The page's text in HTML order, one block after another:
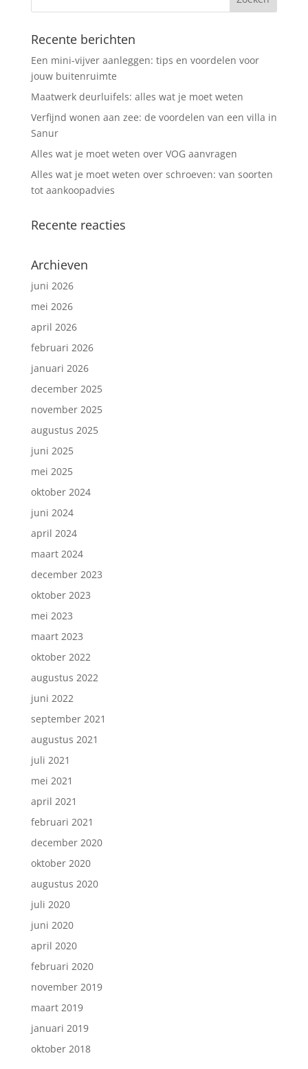
Recente berichten
Een mini-vijver aanleggen: tips en voordelen voor
jouw buitenruimte
Maatwerk deurluifels: alles wat je moet weten
Verfijnd wonen aan zee: de voordelen van een villa in
Sanur
Alles wat je moet weten over VOG aanvragen
Alles wat je moet weten over schroeven: van soorten
tot aankoopadvies
Recente reacties
Archieven
juni 2026
mei 2026
april 2026
februari 2026
januari 2026
december 2025
november 2025
augustus 2025
juni 2025
mei 2025
oktober 2024
juni 2024
april 2024
maart 2024
december 2023
oktober 2023
mei 2023
maart 2023
oktober 2022
augustus 2022
juni 2022
september 2021
augustus 2021
juli 2021
mei 2021
april 2021
februari 2021
december 2020
oktober 2020
augustus 2020
juli 2020
juni 2020
april 2020
februari 2020
november 2019
maart 2019
januari 2019
oktober 2018